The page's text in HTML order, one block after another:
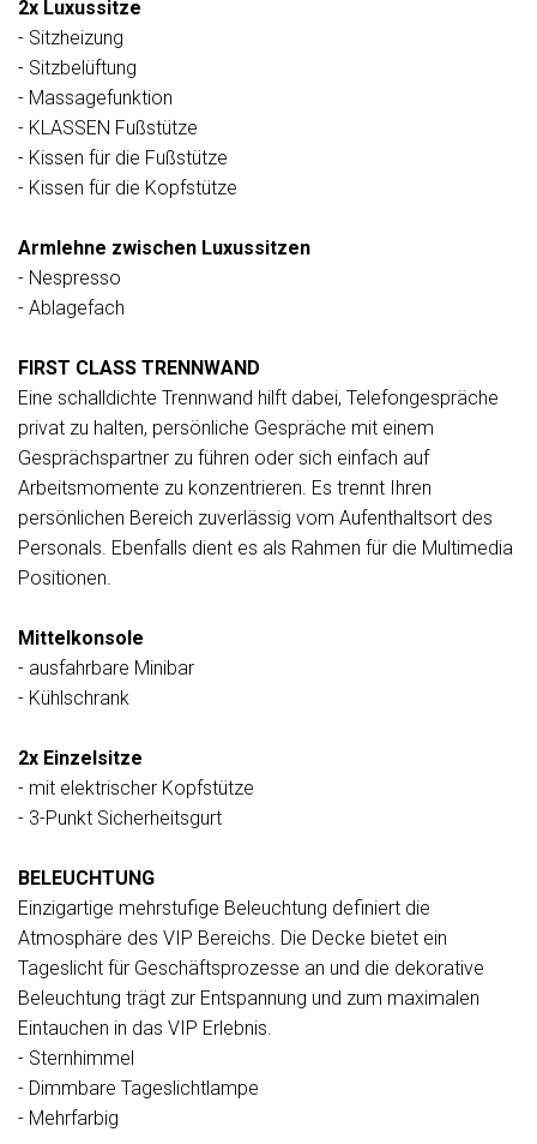
2x Luxussitze
- Sitzheizung
- Sitzbelüftung
- Massagefunktion
- KLASSEN Fußstütze
- Kissen für die Fußstütze
- Kissen für die Kopfstütze
Armlehne zwischen Luxussitzen
- Nespresso
- Ablagefach
FIRST CLASS TRENNWAND
Eine schalldichte Trennwand hilft dabei, Telefongespräche
privat zu halten, persönliche Gespräche mit einem
Gesprächspartner zu führen oder sich einfach auf
Arbeitsmomente zu konzentrieren. Es trennt Ihren
persönlichen Bereich zuverlässig vom Aufenthaltsort des
Personals. Ebenfalls dient es als Rahmen für die Multimedia
Positionen.
Mittelkonsole
- ausfahrbare Minibar
- Kühlschrank
2x Einzelsitze
- mit elektrischer Kopfstütze
- 3-Punkt Sicherheitsgurt
BELEUCHTUNG
Einzigartige mehrstufige Beleuchtung definiert die
Atmosphäre des VIP Bereichs. Die Decke bietet ein
Tageslicht für Geschäftsprozesse an und die dekorative
Beleuchtung trägt zur Entspannung und zum maximalen
Eintauchen in das VIP Erlebnis.
- Sternhimmel
- Dimmbare Tageslichtlampe
- Mehrfarbig